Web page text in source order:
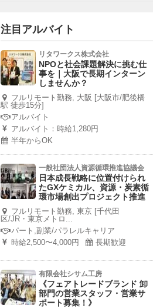
注目アルバイト
リタワークス株式会社
NPOと社会課題解決に挑む仕
事を｜大阪で長期インターン
しませんか？
フルリモート勤務, 大阪 [大阪市/肥後橋
駅 徒歩15分]
アルバイト
アルバイト：時給1,280円
半年からOK
一般社団法人資源循環推進協議会
日本成長戦略に位置付けられ
たGXケミカル、資源・炭素循
環市場創出プロジェクト推進
フルリモート勤務, 東京 [千代田
区/JR・東京メトロ...
パート,副業/パラレルキャリア
時給2,500〜4,000円
長期歓迎
有限会社シサム工房
《フェアトレードブランド 卸
部門の営業スタッフ・営業サ
ポート募集！》